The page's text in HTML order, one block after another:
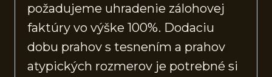
požadujeme uhradenie zálohovej
faktúry vo výške 100%. Dodaciu
dobu prahov s tesnením a prahov
atypických rozmerov je potrebné si